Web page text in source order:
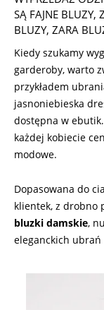
SĄ FAJNE BLUZY,
BLUZY, ZARA
Kiedy szukamy
garderoby, warto
przykładem
jasnoniebieska
dostępna w
każdej kobiecie
modowe.
Dopasowana do
klientek, z drobno
bluzki damskie,
eleganckich